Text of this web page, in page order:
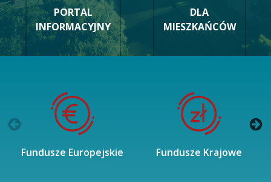
PORTAL
INFORMACYJNY
DLA
MIESZKAŃCÓW
Fundusze Europejskie Fundusze Krajowe